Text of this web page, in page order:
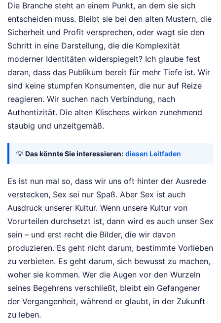
Die Branche steht an einem Punkt, an dem sie sich
entscheiden muss. Bleibt sie bei den alten Mustern, die
Sicherheit und Profit versprechen, oder wagt sie den
Schritt in eine Darstellung, die die Komplexität
moderner Identitäten widerspiegelt? Ich glaube fest
daran, dass das Publikum bereit für mehr Tiefe ist. Wir
sind keine stumpfen Konsumenten, die nur auf Reize
reagieren. Wir suchen nach Verbindung, nach
Authentizität. Die alten Klischees wirken zunehmend
staubig und unzeitgemäß.
💡 Das könnte Sie interessieren: diesen Leitfaden
Es ist nun mal so, dass wir uns oft hinter der Ausrede
verstecken, Sex sei nur Spaß. Aber Sex ist auch
Ausdruck unserer Kultur. Wenn unsere Kultur von
Vorurteilen durchsetzt ist, dann wird es auch unser Sex
sein – und erst recht die Bilder, die wir davon
produzieren. Es geht nicht darum, bestimmte Vorlieben
zu verbieten. Es geht darum, sich bewusst zu machen,
woher sie kommen. Wer die Augen vor den Wurzeln
seines Begehrens verschließt, bleibt ein Gefangener
der Vergangenheit, während er glaubt, in der Zukunft
zu leben.